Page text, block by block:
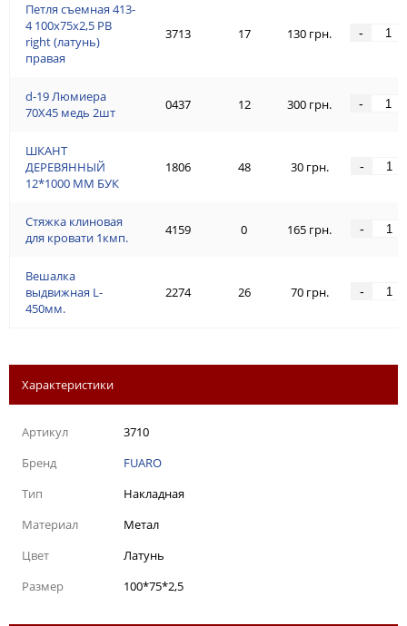
Петля съемная 413-
4 100x75x2,5 PB
right (латунь)
правая
d-19 Люмиeра
70Х45 медь 2шт
ШКАНТ
ДЕРЕВЯННЫЙ
12*1000 ММ БУК
Стяжка клиновая
для кровати 1кмп.
Вешалка
выдвижная L-
450мм.
3713 17 130 грн. -
0437 12 300 грн. -
1806 48 30 грн. -
4159 0 165 грн. -
2274 26 70 грн. -
Характеристики
Артикул
3710
Бренд
FUARO
Тип
Накладная
Материал
Метал
Цвет
Латунь
Размер
100*75*2,5